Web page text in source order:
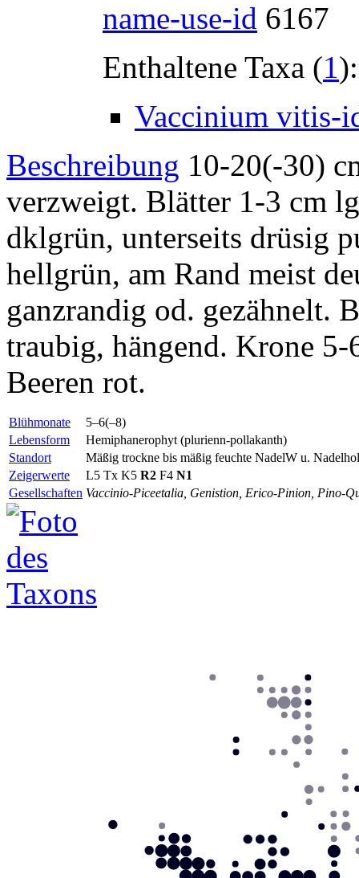
name-use-id 6167
Enthaltene Taxa (1):
Vaccinium vitis-
Beschreibung 10-20(-30)
verzweigt. Blätter 1-3 cm
dklgrün, unterseits drüsig
hellgrün, am Rand meist
ganzrandig od. gezähnelt.
traubig, hängend. Krone
Beeren rot.
Blühmonate
5–6(–8)
Lebensform
Hemiphanerophyt (plurienn-pollakanth)
Standort
Mäßig trockne bis mäßig feuchte NadelW u.
Zeigerwerte
L5 Tx K5 R2 F4 N1
Gesellschaften Vaccinio-Piceetalia, Genistion, Erico-Pinion, Pino-